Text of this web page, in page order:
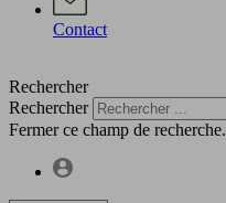
Contact
Rechercher
Rechercher
Fermer ce champ de recherche.